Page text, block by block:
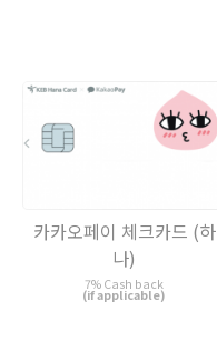
카카오페이 체크카드 (하
나)
7% Cash back
(if applicable)